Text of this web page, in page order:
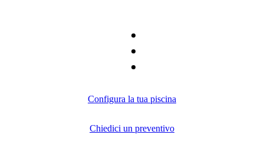
Configura la tua piscina
Chiedici un preventivo